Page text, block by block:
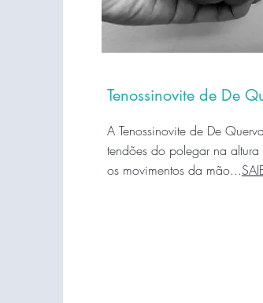
Tenossinovite de De
A Tenossinovite de De
tendões do polegar na
os movimentos da mão...